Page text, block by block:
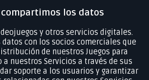
compartimos los datos
y otros servicios digitales.
con los socios comerciales que
de nuestros Juegos para
nuestros Servicios a través de sus
soporte a los usuarios y garantizar